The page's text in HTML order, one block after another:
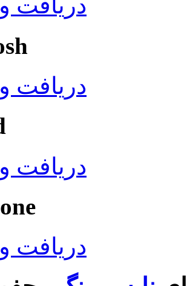
دریافت
دریافت
دریافت
دریافت